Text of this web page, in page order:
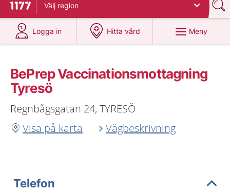
Till startsidan för 1177
Välj region
Logga in
på 1177.se
Hitta vård
på 1177.se
Meny
BePrep Vaccinationsmottagning
Tyresö
Regnbågsgatan 24, TYRESÖ
Visa på karta
Vägbeskrivning
Telefon